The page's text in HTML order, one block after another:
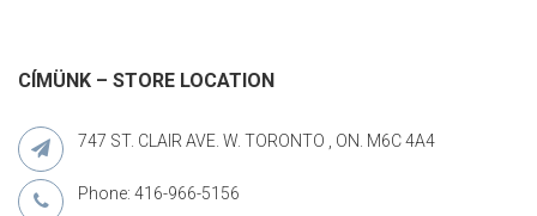
CÍMÜNK – STORE LOCATION
747 ST. CLAIR AVE. W. TORONTO , ON. M6C 4A4
Phone: 416-966-5156